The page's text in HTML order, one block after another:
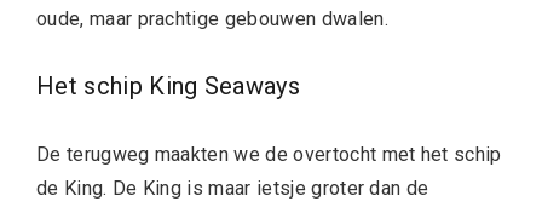
oude, maar prachtige gebouwen dwalen.
Het schip King Seaways
De terugweg maakten we de overtocht met het schip
de King. De King is maar ietsje groter dan de